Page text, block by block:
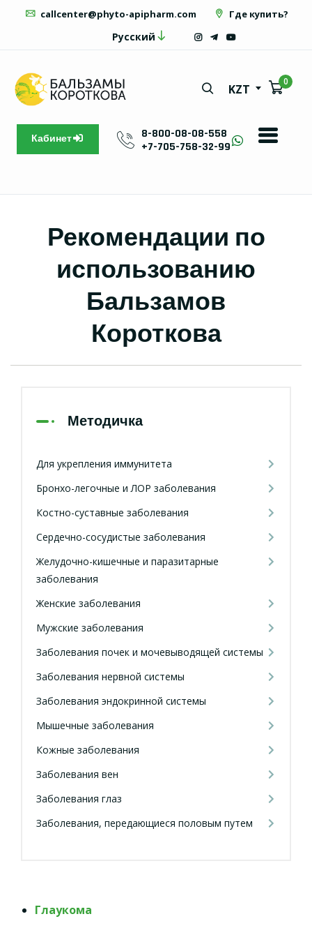
callcenter@phyto-apipharm.com Где купить?
Русский
KZT
0
Кабинет
8-800-08-08-558
+7-705-758-32-99
Рекомендации по
использованию
Бальзамов
Короткова
Методичка
Для укрепления иммунитета
Бронхо-легочные и ЛОР заболевания
Костно-суставные заболевания
Сердечно-сосудистые заболевания
Желудочно-кишечные и паразитарные
заболевания
Женские заболевания
Мужские заболевания
Заболевания почек и мочевыводящей системы
Заболевания нервной системы
Заболевания эндокринной системы
Мышечные заболевания
Кожные заболевания
Заболевания вен
Заболевания глаз
Заболевания, передающиеся половым путем
Глаукома